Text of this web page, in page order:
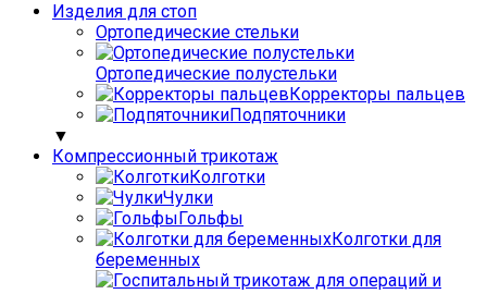
Изделия для стоп
Ортопедические стельки
Ортопедические полустельки
Корректоры пальцев
Подпяточники
▼
Компрессионный трикотаж
Колготки
Чулки
Гольфы
Колготки для
беременных